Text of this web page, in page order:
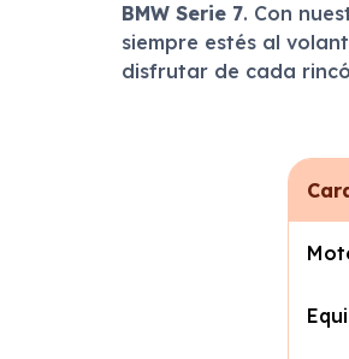
BMW Serie 7. Con
siempre estés al
disfrutar de cada